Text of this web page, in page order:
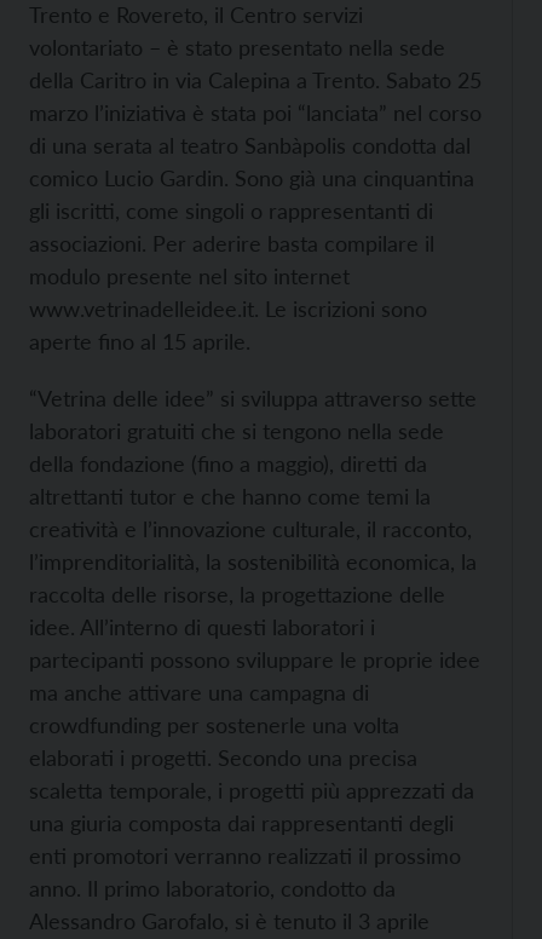
Trento e Rovereto, il Centro servizi
volontariato – è stato presentato nella sede
della Caritro in via Calepina a Trento. Sabato 25
marzo l’iniziativa è stata poi “lanciata” nel corso
di una serata al teatro Sanbàpolis condotta dal
comico Lucio Gardin. Sono già una cinquantina
gli iscritti, come singoli o rappresentanti di
associazioni. Per aderire basta compilare il
modulo presente nel sito internet
www.vetrinadelleidee.it. Le iscrizioni sono
aperte fino al 15 aprile.
“Vetrina delle idee” si sviluppa attraverso sette
laboratori gratuiti che si tengono nella sede
della fondazione (fino a maggio), diretti da
altrettanti tutor e che hanno come temi la
creatività e l’innovazione culturale, il racconto,
l’imprenditorialità, la sostenibilità economica, la
raccolta delle risorse, la progettazione delle
idee. All’interno di questi laboratori i
partecipanti possono sviluppare le proprie idee
ma anche attivare una campagna di
crowdfunding per sostenerle una volta
elaborati i progetti. Secondo una precisa
scaletta temporale, i progetti più apprezzati da
una giuria composta dai rappresentanti degli
enti promotori verranno realizzati il prossimo
anno. Il primo laboratorio, condotto da
Alessandro Garofalo, si è tenuto il 3 aprile